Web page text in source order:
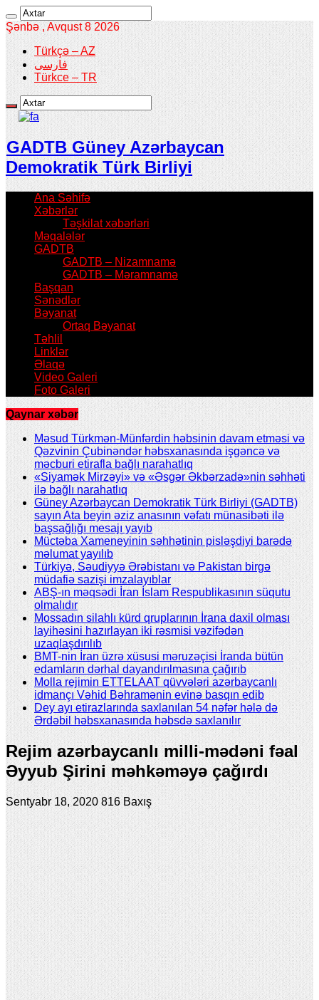
Şənbə , Avqust 8 2026
Türkçə – AZ
فارسی
Türkce – TR
GADTB Güney Azərbaycan
Demokratik Türk Birliyi
Ana Səhifə
Xəbərlər
Təşkilat xəbərləri
Məqalələr
GADTB
GADTB – Nizamnamə
GADTB – Məramnamə
Başqan
Sənədlər
Bəyanat
Ortaq Bəyanat
Təhlil
Linklər
Əlaqə
Video Galeri
Foto Galeri
Qaynar xəbər
Məsud Türkmən-Münfərdin həbsinin davam etməsi və
Qəzvinin Çubinəndər həbsxanasında işgəncə və
məcburi etirafla bağlı narahatlıq
«Siyamək Mirzəyi» və «Əsgər Əkbərzadə»nin səhhəti
ilə bağlı narahatlıq
Güney Azərbaycan Demokratik Türk Birliyi (GADTB)
sayın Ata beyin əziz anasının vəfatı münasibəti ilə
başsağlığı mesajı yayıb
Müctəba Xameneyinin səhhətinin pisləşdiyi barədə
məlumat yayılıb
Türkiyə, Səudiyyə Ərəbistanı və Pakistan birgə
müdafiə sazişi imzalayıblar
ABŞ-ın məqsədi İran İslam Respublikasının süqutu
olmalıdır
Mossadın silahlı kürd qruplarının İrana daxil olması
layihəsini hazırlayan iki rəsmisi vəzifədən
uzaqlaşdırılıb
BMT-nin İran üzrə xüsusi məruzəçisi İranda bütün
edamların dərhal dayandırılmasına çağırıb
Molla rejimin ETTELAAT qüvvələri azərbaycanlı
idmançı Vəhid Bəhramənin evinə basqın edib
Dey ayı etirazlarında saxlanılan 54 nəfər hələ də
Ərdəbil həbsxanasında həbsdə saxlanılır
Rejim azərbaycanlı milli-mədəni fəal
Əyyub Şirini məhkəməyə çağırdı
Sentyabr 18, 2020 816 Baxış